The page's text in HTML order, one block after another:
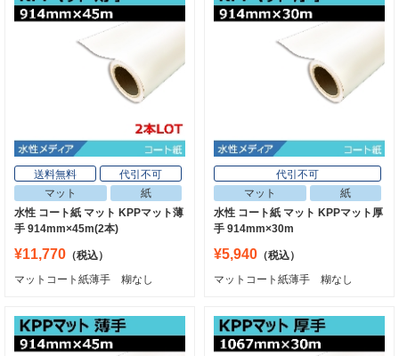
送料無料
代引不可
マット
紙
水性 コート紙 マット KPPマット薄
手 914mm×45m(2本)
¥11,770 （税込）
マットコート紙薄手 糊なし
代引不可
マット
紙
水性 コート紙 マット KPPマット厚
手 914mm×30m
¥5,940 （税込）
マットコート紙薄手 糊なし